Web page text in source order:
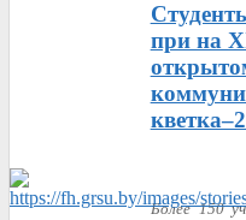
при на
Более 150